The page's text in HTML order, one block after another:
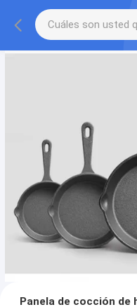
Panela de cocción